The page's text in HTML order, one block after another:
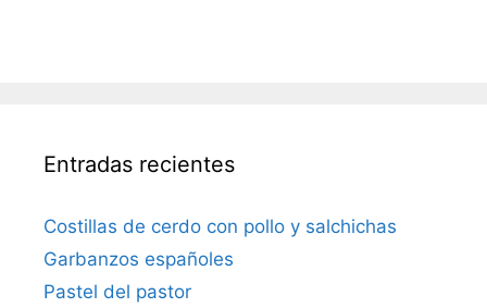
Entradas recientes
Costillas de cerdo con pollo y salchichas
Garbanzos españoles
Pastel del pastor